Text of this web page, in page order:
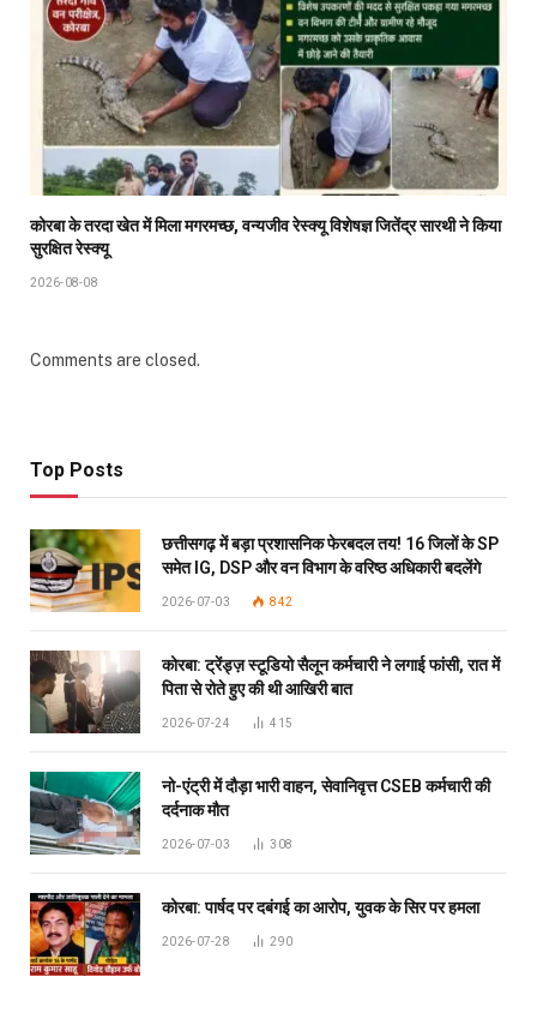
कोरबा के तरदा खेत में मिला मगरमच्छ, वन्यजीव रेस्क्यू विशेषज्ञ जितेंद्र सारथी ने किया
सुरक्षित रेस्क्यू
2026-08-08
Comments are closed.
Top Posts
छत्तीसगढ़ में बड़ा प्रशासनिक फेरबदल तय! 16 जिलों के SP
समेत IG, DSP और वन विभाग के वरिष्ठ अधिकारी बदलेंगे
2026-07-03 842
कोरबा: ट्रेंड्ज़ स्टूडियो सैलून कर्मचारी ने लगाई फांसी, रात में
पिता से रोते हुए की थी आखिरी बात
2026-07-24 415
नो-एंट्री में दौड़ा भारी वाहन, सेवानिवृत्त CSEB कर्मचारी की
दर्दनाक मौत
2026-07-03 308
कोरबा: पार्षद पर दबंगई का आरोप, युवक के सिर पर हमला
2026-07-28 290